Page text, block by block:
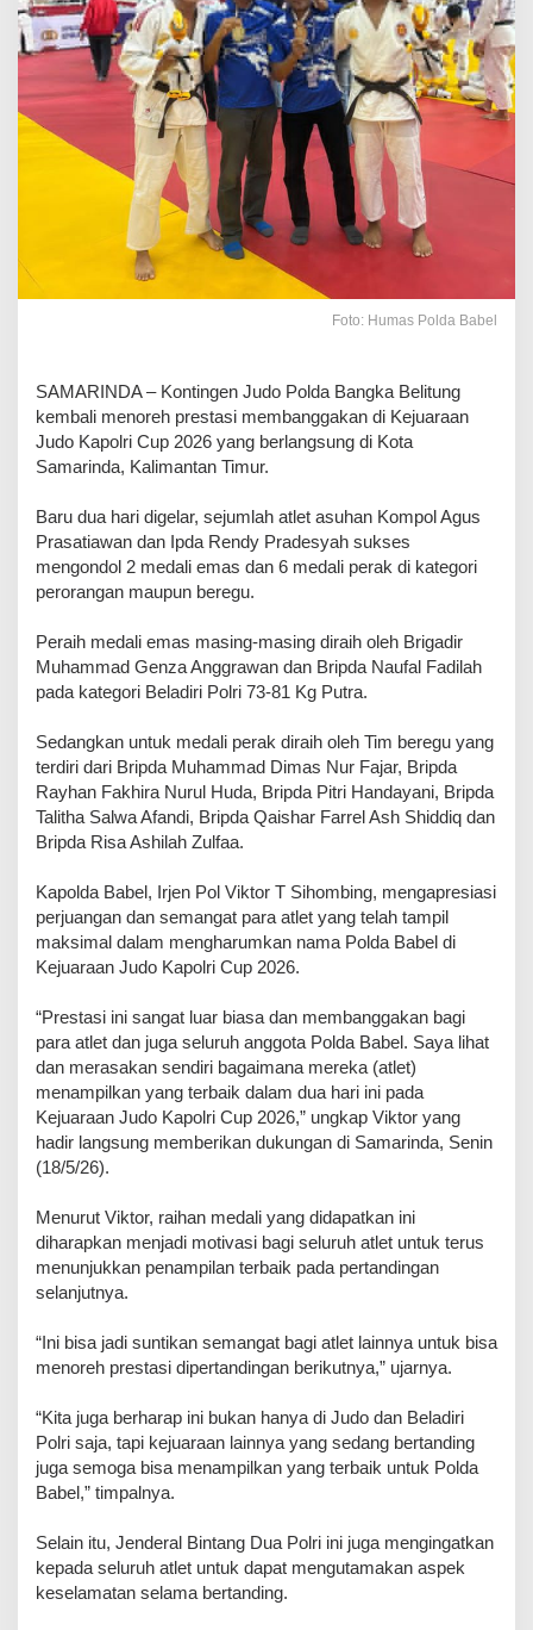
Foto: Humas Polda Babel
SAMARINDA – Kontingen Judo Polda Bangka Belitung
kembali menoreh prestasi membanggakan di Kejuaraan
Judo Kapolri Cup 2026 yang berlangsung di Kota
Samarinda, Kalimantan Timur.
Baru dua hari digelar, sejumlah atlet asuhan Kompol Agus
Prasatiawan dan Ipda Rendy Pradesyah sukses
mengondol 2 medali emas dan 6 medali perak di kategori
perorangan maupun beregu.
Peraih medali emas masing-masing diraih oleh Brigadir
Muhammad Genza Anggrawan dan Bripda Naufal Fadilah
pada kategori Beladiri Polri 73-81 Kg Putra.
Sedangkan untuk medali perak diraih oleh Tim beregu yang
terdiri dari Bripda Muhammad Dimas Nur Fajar, Bripda
Rayhan Fakhira Nurul Huda, Bripda Pitri Handayani, Bripda
Talitha Salwa Afandi, Bripda Qaishar Farrel Ash Shiddiq dan
Bripda Risa Ashilah Zulfaa.
Kapolda Babel, Irjen Pol Viktor T Sihombing, mengapresiasi
perjuangan dan semangat para atlet yang telah tampil
maksimal dalam mengharumkan nama Polda Babel di
Kejuaraan Judo Kapolri Cup 2026.
“Prestasi ini sangat luar biasa dan membanggakan bagi
para atlet dan juga seluruh anggota Polda Babel. Saya lihat
dan merasakan sendiri bagaimana mereka (atlet)
menampilkan yang terbaik dalam dua hari ini pada
Kejuaraan Judo Kapolri Cup 2026,” ungkap Viktor yang
hadir langsung memberikan dukungan di Samarinda, Senin
(18/5/26).
Menurut Viktor, raihan medali yang didapatkan ini
diharapkan menjadi motivasi bagi seluruh atlet untuk terus
menunjukkan penampilan terbaik pada pertandingan
selanjutnya.
“Ini bisa jadi suntikan semangat bagi atlet lainnya untuk bisa
menoreh prestasi dipertandingan berikutnya,” ujarnya.
“Kita juga berharap ini bukan hanya di Judo dan Beladiri
Polri saja, tapi kejuaraan lainnya yang sedang bertanding
juga semoga bisa menampilkan yang terbaik untuk Polda
Babel,” timpalnya.
Selain itu, Jenderal Bintang Dua Polri ini juga mengingatkan
kepada seluruh atlet untuk dapat mengutamakan aspek
keselamatan selama bertanding.